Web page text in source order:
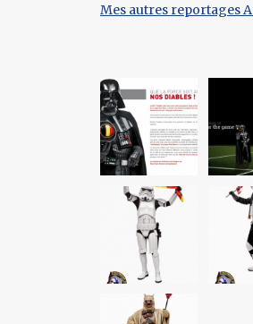
Mes autres reportages